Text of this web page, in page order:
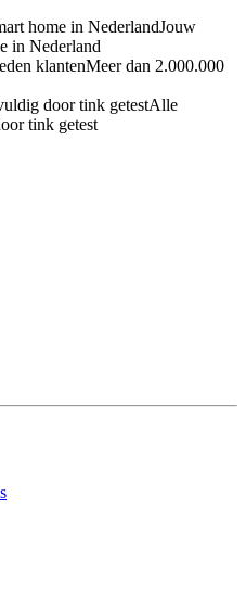
Jouw
in Nederland
Meer dan 2.000.000
Alle
tink getest